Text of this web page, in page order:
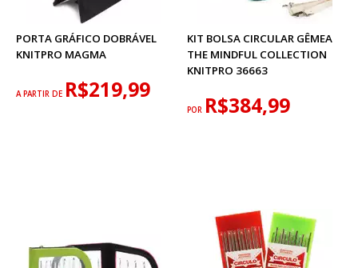
PORTA GRÁFICO DOBRÁVEL
KNITPRO MAGMA
A PARTIR DE R$219,99
KIT BOLSA CIRCULAR GÊMEA
THE MINDFUL COLLECTION
KNITPRO 36663
POR R$384,99